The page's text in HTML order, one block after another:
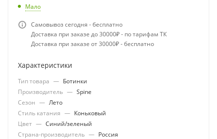
Мало
Самовывоз сегодня - бесплатно
Доставка при заказе до 30000₽ - по тарифам ТК
Доставка при заказе от 30000₽ - бесплатно
Характеристики
Тип товара — Ботинки
Производитель — Spine
Сезон — Лето
Стиль катания — Коньковый
Цвет — Синий/зеленый
Страна-производитель — Россия